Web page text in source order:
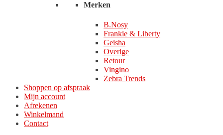
Merken
B.Nosy
Frankie & Liberty
Geisha
Overige
Retour
Vingino
Zebra Trends
Shoppen op afspraak
Mijn account
Afrekenen
Winkelmand
Contact